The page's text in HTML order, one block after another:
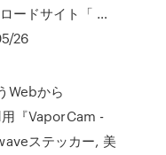
ードサイト「 …
26
Webから
『VaporCam -
ステッカー, 美